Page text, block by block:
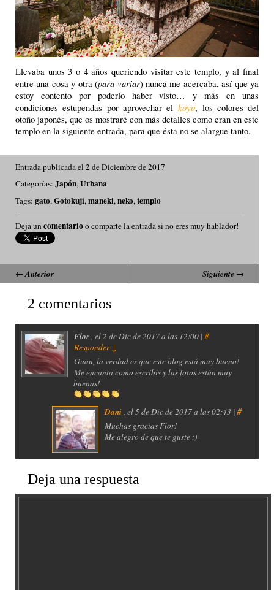
Llevaba unos 3 o 4 años queriendo visitar este templo, y al final
entre una cosa y otra (para variar) nunca me acercaba, así que ya
estoy contento por poderlo haber visto… y más en unas
condiciones estupendas por aprovechar elkōyō, los colores del
otoño japonés, que os mostraré con más detalles como eran en este
templo en la siguiente entrada, para que ésta no se alargue tanto.
Entrada publicada el 2 de Diciembre de 2017
Categorías: Japón,Urbana
Tags: gato,Gotokuji,maneki,neko,templo
Deja un comentarioo comparte la entrada si no eres muy hablador!
←Anterior Siguiente →
2 comentarios
Flor, el2 de Dic de 2017 a las 12:00 |#
Responder↓
Guau, la verdad es que este blog está muy bueno!
Me encanta como escribís y las fotos están muy
buenas!
Dani, el5 de Dic de 2017 a las 02:43 |#
Muchas gracias Flor!
Me alegro de que te guste :)
Deja una respuesta